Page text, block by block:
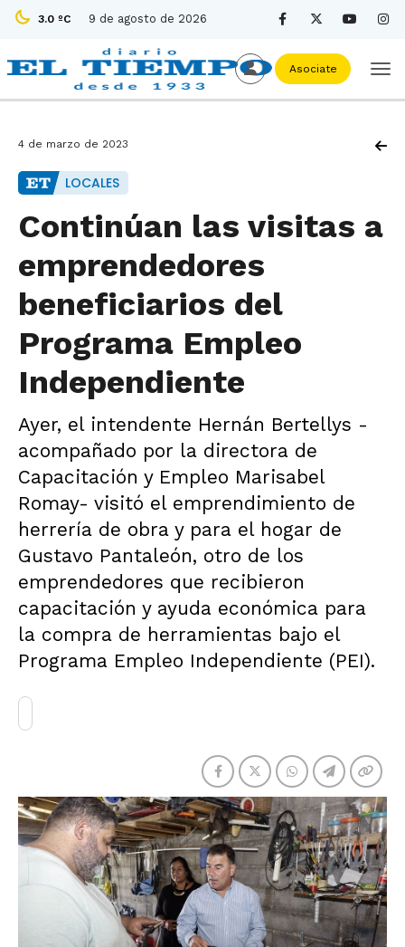
3.0 ºC 9 de agosto de 2026
Asociate
4 de marzo de 2023
LOCALES
Continúan las visitas a
emprendedores
beneficiarios del
Programa Empleo
Independiente
Ayer, el intendente Hernán Bertellys -
acompañado por la directora de
Capacitación y Empleo Marisabel
Romay- visitó el emprendimiento de
herrería de obra y para el hogar de
Gustavo Pantaleón, otro de los
emprendedores que recibieron
capacitación y ayuda económica para
la compra de herramientas bajo el
Programa Empleo Independiente (PEI).